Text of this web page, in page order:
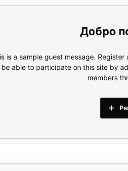
is a sample guest message.
be able to participate on this site by
members